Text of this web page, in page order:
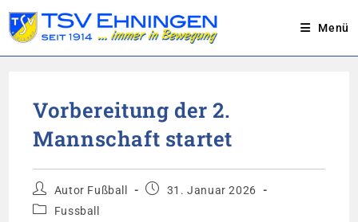
springen
Menü
Vorbereitung der 2.
Mannschaft startet
Beitrags-
Autor:
Autor Fußball
Beitrag31. Januar 2026
Beitrags-
Fussball